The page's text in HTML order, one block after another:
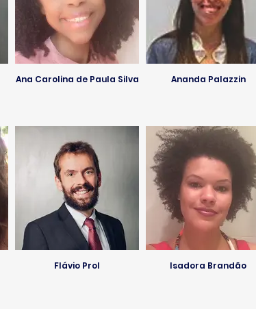
Ana Carolina de Paula Silva Ananda Palazzin
Flávio Prol Isadora Brandão